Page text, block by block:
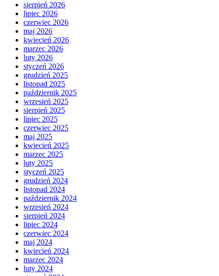
sierpień 2026
lipiec 2026
czerwiec 2026
maj 2026
kwiecień 2026
marzec 2026
luty 2026
styczeń 2026
grudzień 2025
listopad 2025
październik 2025
wrzesień 2025
sierpień 2025
lipiec 2025
czerwiec 2025
maj 2025
kwiecień 2025
marzec 2025
luty 2025
styczeń 2025
grudzień 2024
listopad 2024
październik 2024
wrzesień 2024
sierpień 2024
lipiec 2024
czerwiec 2024
maj 2024
kwiecień 2024
marzec 2024
luty 2024